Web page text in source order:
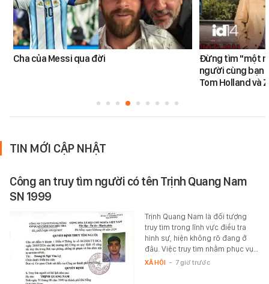
Cha của Messi qua đời
Đừng tìm "một
người cùng bạn
Tom Holland và
TIN MỚI CẬP NHẬT
Công an truy tìm người có tên Trịnh Quang Nam
SN 1999
Trịnh Quang Nam là đối tượng
truy tìm trong lĩnh vực điều tra
hình sự, hiện không rõ đang ở
đâu. Việc truy tìm nhằm phục vụ…
XÃ HỘI - 7 giờ trước